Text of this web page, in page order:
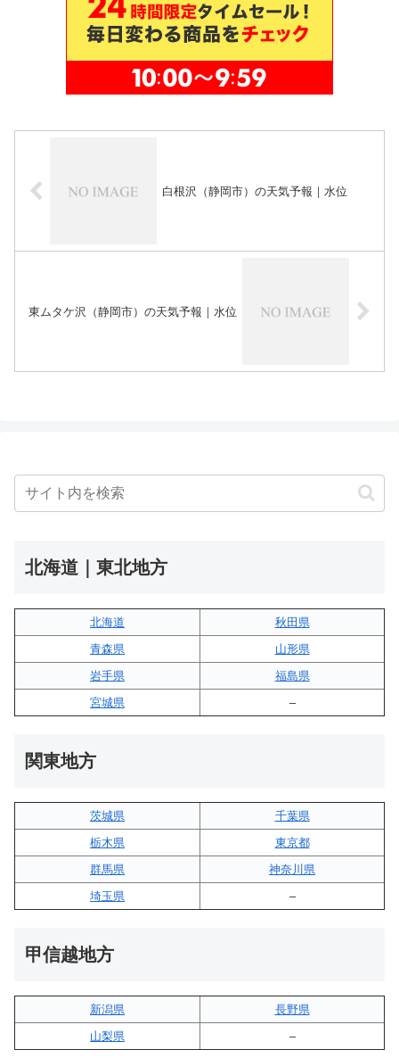
白根沢（静岡市）の天気予報｜水位
東ムタケ沢（静岡市）の天気予報｜水位
北海道｜東北地方
北海道
秋田県
青森県
山形県
岩手県
福島県
宮城県
–
関東地方
茨城県
千葉県
栃木県
東京都
群馬県
神奈川県
埼玉県
–
甲信越地方
新潟県
長野県
山梨県
–